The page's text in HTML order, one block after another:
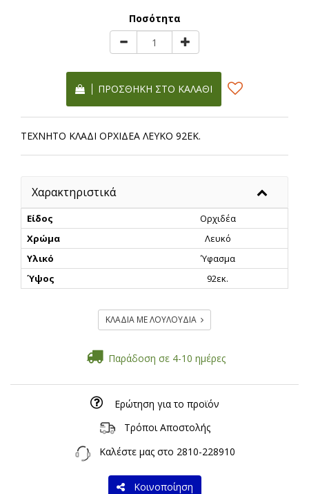
Ποσότητα
ΠΡΟΣΘΉΚΗ ΣΤΟ ΚΑΛΆΘΙ
ΤΕΧΝΗΤΟ ΚΛΑΔΙ ΟΡΧΙΔΕΑ ΛΕΥΚΟ 92ΕΚ.
Χαρακτηριστικά
Είδος
Ορχιδέα
Χρώμα
Λευκό
Υλικό
Ύφασμα
Ύψος
92εκ.
ΚΛΑΔΙΑ ΜΕ ΛΟΥΛΟΥΔΙΑ
Παράδοση σε 4-10 ημέρες
Ερώτηση για το προϊόν
Τρόποι Αποστολής
Καλέστε μας στο 2810-228910
Κοινοποίηση